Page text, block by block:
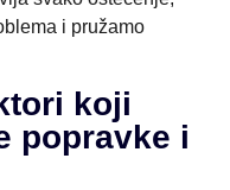
i pružamo
koji
popravke i